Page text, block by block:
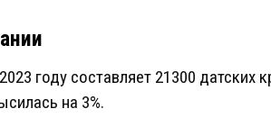
году составляет 21300 датских
на 3%.